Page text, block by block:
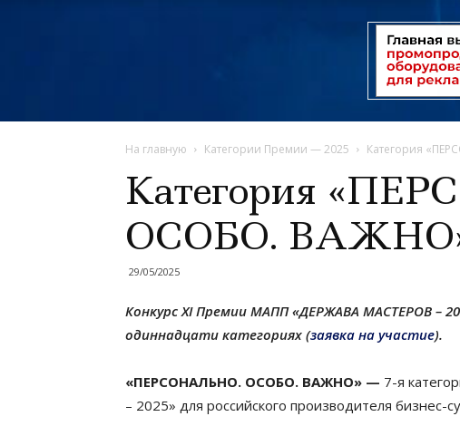
На главную Категории Премии — 2025 Категория
Категория
ОСОБО.
29/05/2025
Конкурс XI Премии МАПП «ДЕРЖАВА МАСТЕРОВ –
одиннадцати категориях (заявка на участие).
«ПЕРСОНАЛЬНО. ОСОБО. ВАЖНО» — 7-я
– 2025» для российского производителя бизнес-